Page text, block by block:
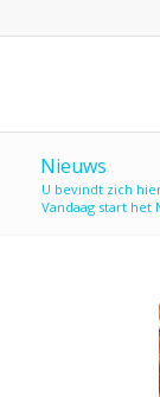
Nieuws
U bevindt zich
Vandaag start het